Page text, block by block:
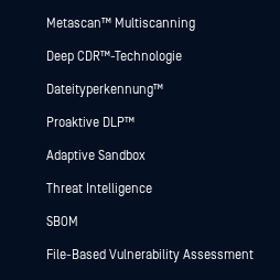
Metascan™ Multiscanning
Deep CDR™-Technologie
Dateityperkennung™
Proaktive DLP™
Adaptive Sandbox
Threat Intelligence
SBOM
File-Based Vulnerability Assessment